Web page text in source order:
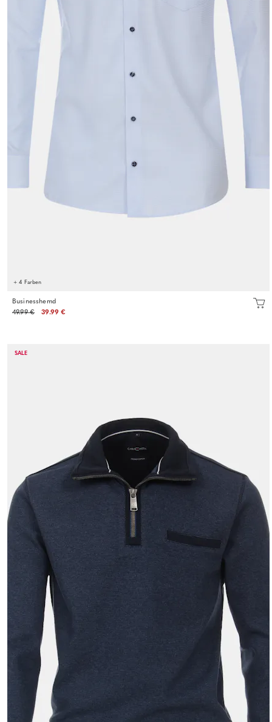
+ 4 Farben
Businesshemd
49.99 €
39.99 €
SALE